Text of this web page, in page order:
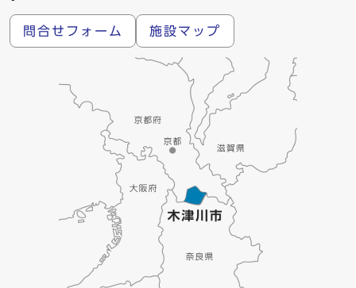
問合せフォーム 施設マップ